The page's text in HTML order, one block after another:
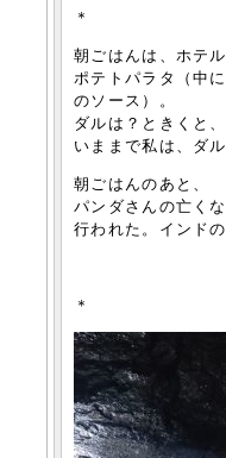
＊
朝ごはんは、ホテ
ポテトパラタ（中
のソース）。
ダルは？ときくと
いままで私は、ダ
朝ごはんのあと、
パンダさんの亡く
行われた。インド
＊